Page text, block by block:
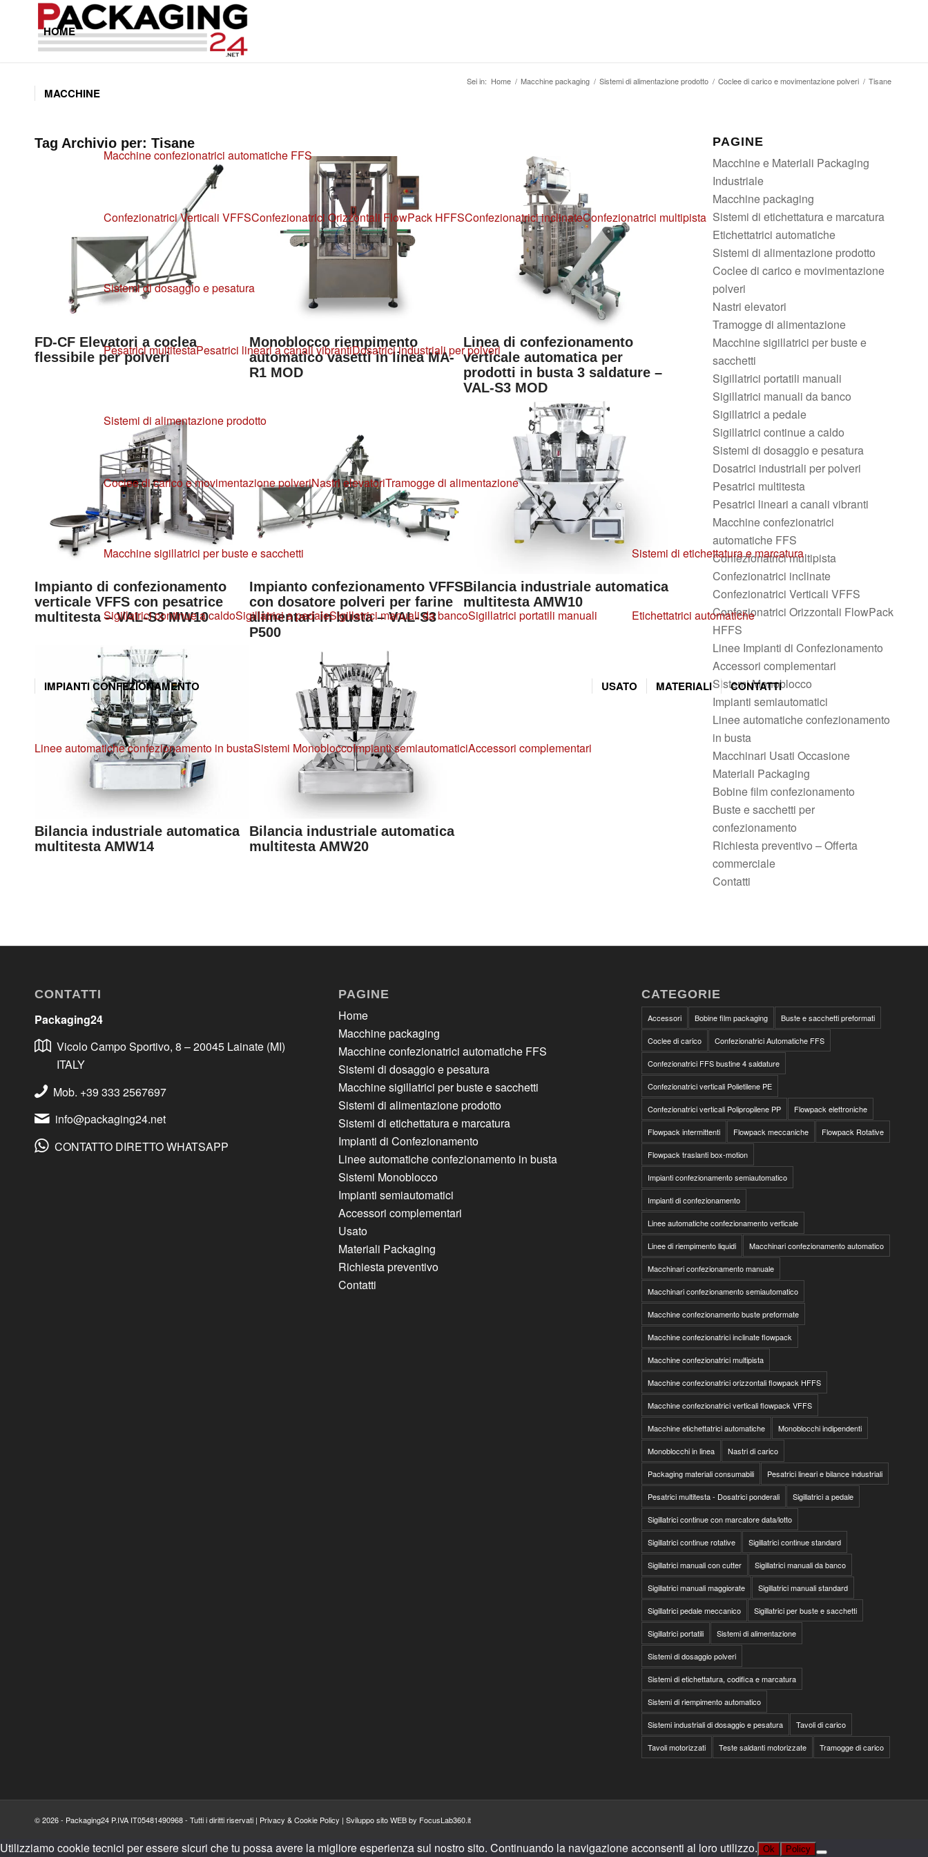
HOME
MACCHINE
Macchine confezionatrici automatiche FFS
Confezionatrici Verticali VFFSConfezionatrici Orizzontali FlowPack HFFSConfezionatrici inclinateConfezionatrici multipista
Sistemi di dosaggio e pesatura
Pesatrici multitestaPesatrici lineari a canali vibrantiDosatrici industriali per polveri
Sistemi di alimentazione prodotto
Coclee di carico e movimentazione polveriNastri elevatoriTramogge di alimentazione
Macchine sigillatrici per buste e sacchetti
Sigillatrici continue a caldoSigillatrici a pedaleSigillatrici manuali da bancoSigillatrici portatili manuali
Sistemi di etichettatura e marcatura
Etichettatrici automatiche
IMPIANTI CONFEZIONAMENTO
Linee automatiche confezionamento in bustaSistemi MonobloccoImpianti semiautomaticiAccessori complementari
USATO MATERIALI CONTATTI
Sei in: Home / Macchine packaging / Sistemi di alimentazione prodotto / Coclee di carico e movimentazione polveri / Tisane
Tag Archivio per: Tisane
FD-CF Elevatori a coclea
flessibile per polveri
Monoblocco riempimento
automatico vasetti in linea MA-
R1 MOD
Linea di confezionamento
verticale automatica per
prodotti in busta 3 saldature –
VAL-S3 MOD
Impianto di confezionamento
verticale VFFS con pesatrice
multitesta – VAL-S3 MW10
Impianto confezionamento VFFS
con dosatore polveri per farine
alimentari in busta – VAL-S3
P500
Bilancia industriale automatica
multitesta AMW10
Bilancia industriale automatica
multitesta AMW14
Bilancia industriale automatica
multitesta AMW20
PAGINE
Macchine e Materiali Packaging
Industriale
Macchine packaging
Sistemi di etichettatura e marcatura
Etichettatrici automatiche
Sistemi di alimentazione prodotto
Coclee di carico e movimentazione
polveri
Nastri elevatori
Tramogge di alimentazione
Macchine sigillatrici per buste e
sacchetti
Sigillatrici portatili manuali
Sigillatrici manuali da banco
Sigillatrici a pedale
Sigillatrici continue a caldo
Sistemi di dosaggio e pesatura
Dosatrici industriali per polveri
Pesatrici multitesta
Pesatrici lineari a canali vibranti
Macchine confezionatrici
automatiche FFS
Confezionatrici multipista
Confezionatrici inclinate
Confezionatrici Verticali VFFS
Confezionatrici Orizzontali FlowPack
HFFS
Linee Impianti di Confezionamento
Accessori complementari
Sistemi Monoblocco
Impianti semiautomatici
Linee automatiche confezionamento
in busta
Macchinari Usati Occasione
Materiali Packaging
Bobine film confezionamento
Buste e sacchetti per
confezionamento
Richiesta preventivo – Offerta
commerciale
Contatti
CONTATTI
Packaging24
Vicolo Campo Sportivo, 8 – 20045 Lainate (MI)
ITALY
Mob. +39 333 2567697
info@packaging24.net
CONTATTO DIRETTO WHATSAPP
PAGINE
Home
Macchine packaging
Macchine confezionatrici automatiche FFS
Sistemi di dosaggio e pesatura
Macchine sigillatrici per buste e sacchetti
Sistemi di alimentazione prodotto
Sistemi di etichettatura e marcatura
Impianti di Confezionamento
Linee automatiche confezionamento in busta
Sistemi Monoblocco
Impianti semiautomatici
Accessori complementari
Usato
Materiali Packaging
Richiesta preventivo
Contatti
CATEGORIE
Accessori Bobine film packaging Buste e sacchetti preformati
Coclee di carico Confezionatrici Automatiche FFS
Confezionatrici FFS bustine 4 saldature
Confezionatrici verticali Polietilene PE
Confezionatrici verticali Polipropilene PP Flowpack elettroniche
Flowpack intermittenti Flowpack meccaniche Flowpack Rotative
Flowpack traslanti box-motion
Impianti confezionamento semiautomatico
Impianti di confezionamento
Linee automatiche confezionamento verticale
Linee di riempimento liquidi Macchinari confezionamento automatico
Macchinari confezionamento manuale
Macchinari confezionamento semiautomatico
Macchine confezionamento buste preformate
Macchine confezionatrici inclinate flowpack
Macchine confezionatrici multipista
Macchine confezionatrici orizzontali flowpack HFFS
Macchine confezionatrici verticali flowpack VFFS
Macchine etichettatrici automatiche Monoblocchi indipendenti
Monoblocchi in linea Nastri di carico
Packaging materiali consumabili Pesatrici lineari e bilance industriali
Pesatrici multitesta - Dosatrici ponderali Sigillatrici a pedale
Sigillatrici continue con marcatore data/lotto
Sigillatrici continue rotative Sigillatrici continue standard
Sigillatrici manuali con cutter Sigillatrici manuali da banco
Sigillatrici manuali maggiorate Sigillatrici manuali standard
Sigillatrici pedale meccanico Sigillatrici per buste e sacchetti
Sigillatrici portatili Sistemi di alimentazione
Sistemi di dosaggio polveri
Sistemi di etichettatura, codifica e marcatura
Sistemi di riempimento automatico
Sistemi industriali di dosaggio e pesatura Tavoli di carico
Tavoli motorizzati Teste saldanti motorizzate Tramogge di carico
© 2026 - Packaging24 P.IVA IT05481490968 - Tutti i diritti riservati | Privacy & Cookie Policy | Sviluppo sito WEB by FocusLab360.it
Utilizziamo cookie tecnici per essere sicuri che tu possa avere la migliore esperienza sul nostro sito. Continuando la navigazione acconsenti al loro utilizzo. Ok Policy